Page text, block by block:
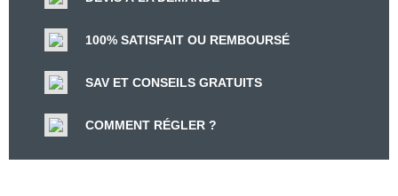
100% SATISFAIT OU REMBOURSÉ
SAV ET CONSEILS GRATUITS
COMMENT RÉGLER ?